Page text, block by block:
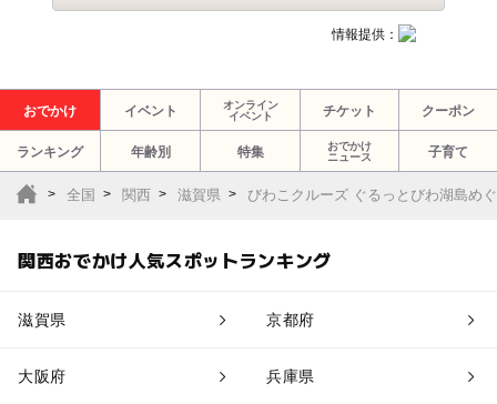
情報提供：
おでかけ イベント
オンライン
イベント
チケット クーポン
ランキング 年齢別 特集
おでかけ
ニュース
子育て
全国 関西 滋賀県 びわこクルーズ ぐるっとびわ湖島め
関西おでかけ人気スポットランキング
滋賀県 京都府
大阪府 兵庫県